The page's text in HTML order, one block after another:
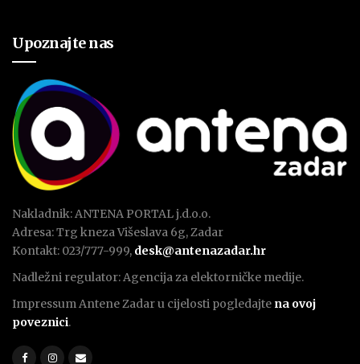
Upoznajte nas
Nakladnik: ANTENA PORTAL j.d.o.o.
Adresa: Trg kneza Višeslava 6g, Zadar
Kontakt: 023/777-999, desk@antenazadar.hr
Nadležni regulator: Agencija za elektorničke medije.
Impressum Antene Zadar u cijelosti pogledajte na ovoj
poveznici.